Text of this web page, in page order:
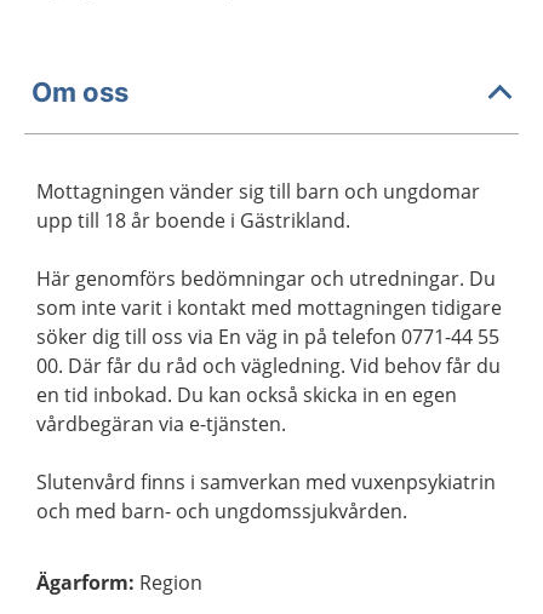
Om oss
Mottagningen vänder sig till barn och ungdomar
upp till 18 år boende i Gästrikland.
Här genomförs bedömningar och utredningar. Du
som inte varit i kontakt med mottagningen tidigare
söker dig till oss via En väg in på telefon 0771-44 55
00. Där får du råd och vägledning. Vid behov får du
en tid inbokad. Du kan också skicka in en egen
vårdbegäran via e-tjänsten.
Slutenvård finns i samverkan med vuxenpsykiatrin
och med barn- och ungdomssjukvården.
Ägarform: Region